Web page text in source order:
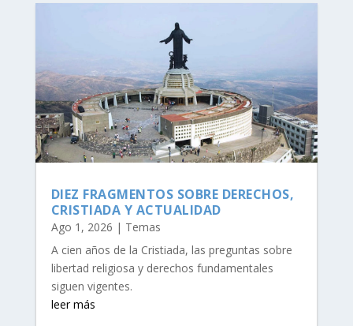
DIEZ FRAGMENTOS SOBRE DERECHOS,
CRISTIADA Y ACTUALIDAD
Ago 1, 2026 | Temas
A cien años de la Cristiada, las preguntas sobre
libertad religiosa y derechos fundamentales
siguen vigentes.
leer más